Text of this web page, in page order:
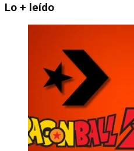
Lo + leído